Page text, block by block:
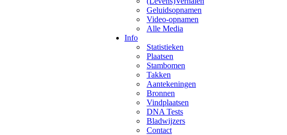
Geluidsopnamen
Video-opnamen
Alle Media
Info
Statistieken
Plaatsen
Stambomen
Takken
Aantekeningen
Bronnen
Vindplaatsen
DNA Tests
Bladwijzers
Contact